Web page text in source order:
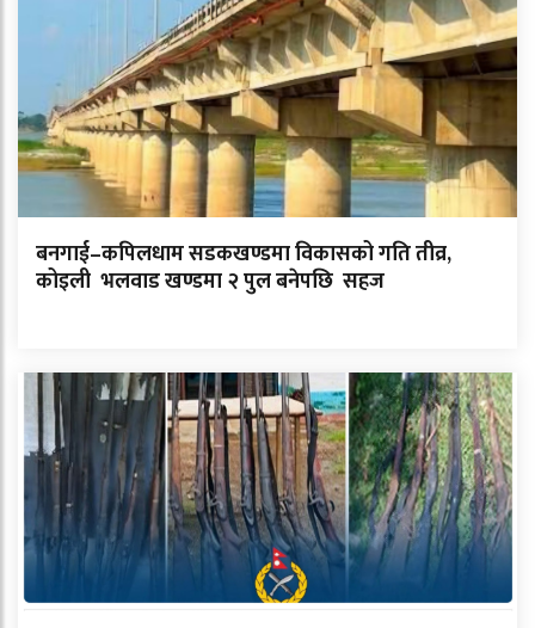
बनगाई–कपिलधाम सडकखण्डमा विकासको गति तीव्र,
कोइली भलवाड खण्डमा २ पुल बनेपछि सहज